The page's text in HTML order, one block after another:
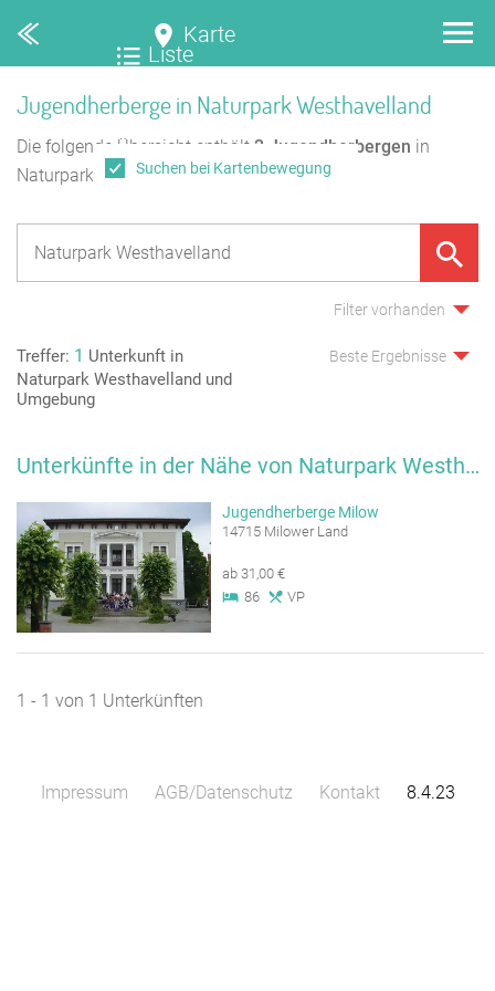
Karte
Liste
Jugendherberge in Naturpark Westhavelland
Die folgende Übersicht enthält 2 Jugendherbergen in
Naturpark Westhavelland.
Filter vorhanden
Treffer: 1 Unterkunft in
Naturpark Westhavelland und
Umgebung
Beste Ergebnisse
Unterkünfte in der Nähe von Naturpark Westhavelland
Jugendherberge Milow
14715 Milower Land
ab 31,00 €
86
VP
1 - 1 von 1 Unterkünften
Suchen bei Kartenbewegung
Impressum AGB/Datenschutz Kontakt 8.4.23